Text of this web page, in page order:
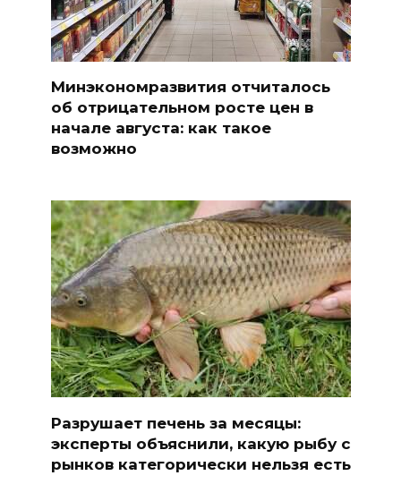
Минэкономразвития отчиталось
об отрицательном росте цен в
начале августа: как такое
возможно
Разрушает печень за месяцы:
эксперты объяснили, какую рыбу с
рынков категорически нельзя есть